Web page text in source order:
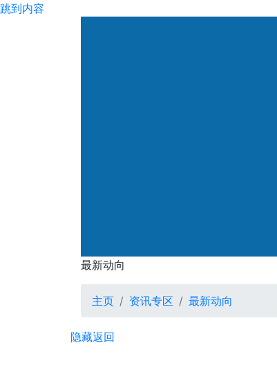
跳到内容
最新动向
最新动向
主页 资讯专区 最新动向
隐藏返回